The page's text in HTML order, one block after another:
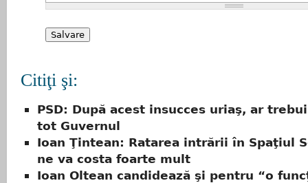
Citiţi şi:
PSD: După acest insucces uriaş, ar
tot Guvernul
Ioan Ţintean: Ratarea intrării în Spaţiul
ne va costa foarte mult
Ioan Oltean candidează şi pentru “o